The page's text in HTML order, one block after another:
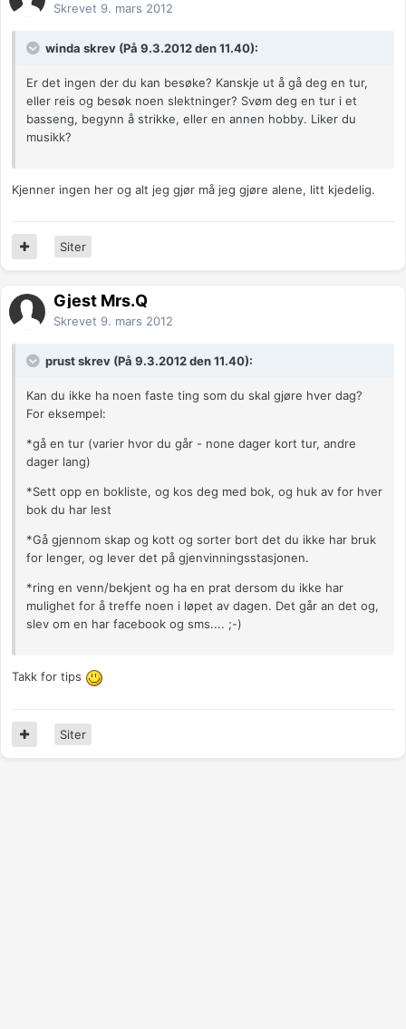
Skrevet 9. mars 2012
winda skrev (På 9.3.2012 den 11.40):
Er det ingen der du kan besøke? Kanskje ut å gå deg en tur,
eller reis og besøk noen slektninger? Svøm deg en tur i et
basseng, begynn å strikke, eller en annen hobby. Liker du
musikk?
Kjenner ingen her og alt jeg gjør må jeg gjøre alene, litt kjedelig.
Siter
Gjest Mrs.Q
Skrevet 9. mars 2012
prust skrev (På 9.3.2012 den 11.40):
Kan du ikke ha noen faste ting som du skal gjøre hver dag?
For eksempel:
*gå en tur (varier hvor du går - none dager kort tur, andre
dager lang)
*Sett opp en bokliste, og kos deg med bok, og huk av for hver
bok du har lest
*Gå gjennom skap og kott og sorter bort det du ikke har bruk
for lenger, og lever det på gjenvinningsstasjonen.
*ring en venn/bekjent og ha en prat dersom du ikke har
mulighet for å treffe noen i løpet av dagen. Det går an det og,
slev om en har facebook og sms.... ;-)
Takk for tips
Siter